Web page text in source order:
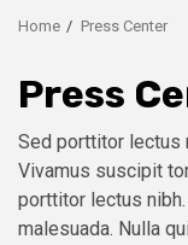
Home Press Center
Press
Sed porttitor lectus
Vivamus suscipit
porttitor lectus
malesuada. Nulla